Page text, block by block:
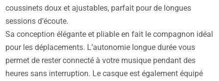
coussinets doux et ajustables, parfait pour de longues
sessions d’écoute.
Sa conception élégante et pliable en fait le compagnon idéal
pour les déplacements. L’autonomie longue durée vous
permet de rester connecté à votre musique pendant des
heures sans interruption. Le casque est également équipé